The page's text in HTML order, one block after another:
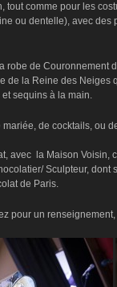
tout comme pour les
ou dentelle), avec
robe de Couronnement
de la Reine des
sequins à la main.
de cocktails, ou
avec la Maison Voisin,
Sculpteur,
de Paris.
pour un